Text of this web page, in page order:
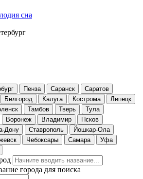
Пенза Саранск
Саратов
Белгород Калуга Кострома
Липецк
Тамбов Тверь
Тула
Воронеж Владимир
Псков
Дону Ставрополь
Йошкар-Ола
Чебоксары Самара
Уфа
города для поиска